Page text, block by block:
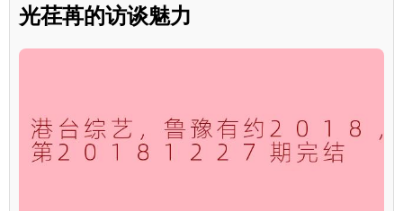
光荏苒的访谈魅力